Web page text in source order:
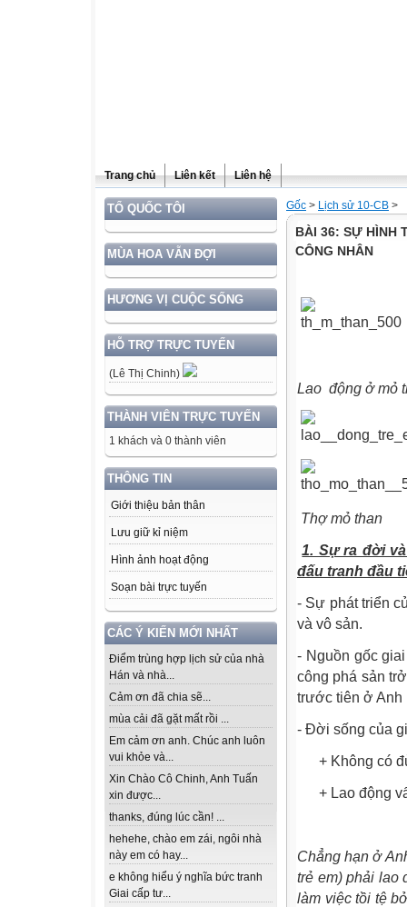
Trang chủ Liên kết Liên hệ
TỔ QUỐC TÔI
MÙA HOA VẪN ĐỢI
HƯƠNG VỊ CUỘC SỐNG
HỖ TRỢ TRỰC TUYẾN
(Lê Thị Chinh)
THÀNH VIÊN TRỰC TUYẾN
1 khách và 0 thành viên
THÔNG TIN
Giới thiệu bản thân
Lưu giữ kỉ niệm
Hình ảnh hoạt động
Soạn bài trực tuyến
CÁC Ý KIẾN MỚI NHẤT
Điểm trùng hợp lịch sử của nhà
Hán và nhà...
Cảm ơn đã chia sẽ...
mùa cải đã gặt mất rồi ...
Em cảm ơn anh. Chúc anh luôn
vui khỏe và...
Xin Chào Cô Chinh, Anh Tuấn
xin được...
thanks, đúng lúc cần! ...
hehehe, chào em zái, ngôi nhà
này em có hay...
e không hiểu ý nghĩa bức tranh
Giai cấp tư...
Gốc > Lịch sử 10-CB >
BÀI 36: SỰ HÌNH
CÔNG NHÂN
Lao động ở mỏ
Thợ mỏ than
1. Sự ra đời
đấu tranh đầu
- Sự phát triển
và vô sản.
- Nguồn gốc
công phá sản
trước tiên ở Anh
- Đời sống của
+ Không có đủ
+ Lao động
Chẳng hạn ở
trẻ em) phải lao
làm việc tồi tệ